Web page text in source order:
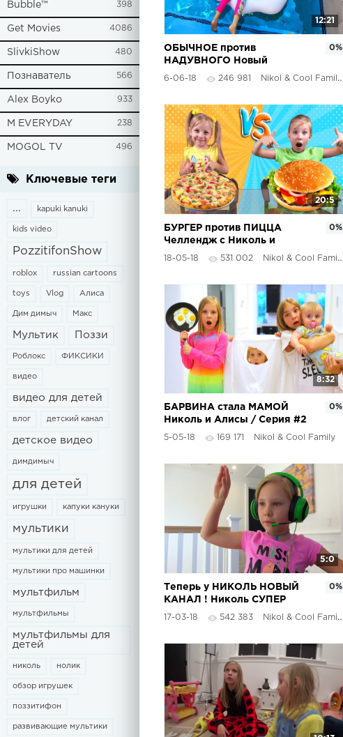
Bubble™ 398
Get Movies 4086
SlivkiShow 480
Познаватель 566
Alex Boyko 933
M EVERYDAY 238
MOGOL TV 496
Ключевые теги
... kapuki kanuki
kids video
PozzitifonShow
roblox russian cartoons
toys Vlog Алиса
Дим димыч Макс
Мультик Поззи
Роблокс ФИКСИКИ
видео
видео для детей
влог детский канал
детское видео
димдимыч
для детей
игрушки капуки кануки
мультики
мультики для детей
мультики про машинки
мультфильм
мультфильмы
мультфильмы для
детей
николь нолик
обзор игрушек
поззитифон
развивающие мультики
12:21
ОБЫЧНОЕ против
НАДУВНОГО Новый
Челлендж 2018 / Дети
6-06-18 246 981 Nikol & Cool Family
0%
20:5
БУРГЕР против ПИЦЦА
Челлендж с Николь и
Алисой / PIZZA vs BURGER
18-05-18 531 002 Nikol & Cool Family
0%
8:32
БАРВИНА стала МАМОЙ
Николь и Алисы / Серия #2
/ Сериал от Barvina
5-05-18 169 171 Nikol & Cool Family
0%
5:0
Теперь у НИКОЛЬ НОВЫЙ
КАНАЛ ! Николь СУПЕР
ГЕЙМЕР ! ROBLOX /
17-03-18 542 383 Nikol & Cool Family
0%